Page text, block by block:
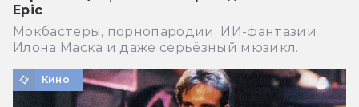
Epic
Мокбастеры, порнопародии, ИИ-фантазии
Илона Маска и даже серьёзный мюзикл.
Кино